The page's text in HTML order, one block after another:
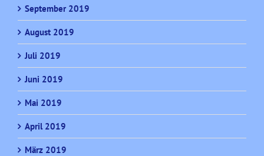
September 2019
August 2019
Juli 2019
Juni 2019
Mai 2019
April 2019
März 2019